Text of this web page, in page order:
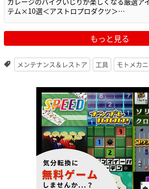
テム×10選＜アストロプロダクツ＞…
もっと見る
メンテナンス＆レストア 工具 モトメカ